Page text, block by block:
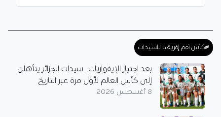
#كأس أمم إفريقيا للسيدات
بعد اجتياز الإيفواريات.. سيدات الجزائر يتأهلن
إلى كأس العالم لأول مرة عبر التاريخ
8 أغسطس 2026